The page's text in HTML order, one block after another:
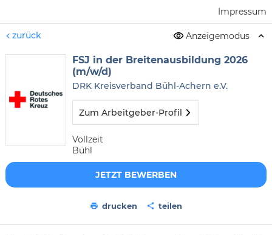
Impressum
zurück Anzeigemodus
FSJ in der Breitenausbildung 2026
(m/w/d)
DRK Kreisverband Bühl-Achern e.V.
Zum Arbeitgeber-Profil
Vollzeit
Bühl
JETZT BEWERBEN
drucken teilen